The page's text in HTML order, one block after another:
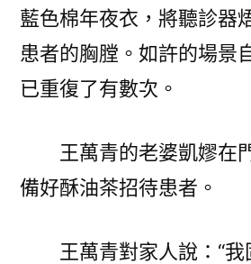
藍色棉年夜衣，將聽診器
患者的胸膛。如許的場景
已重復了有數次。
王萬青的老婆凱嫪在
備好酥油茶招待患者。
王萬青對家人說：“